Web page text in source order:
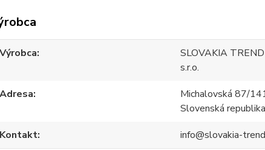
Výrobca
SLOVAKIA
s.r.o.
Adresa
Michalovská 87/
Slovenská republika
Kontakt
info@slovakia-